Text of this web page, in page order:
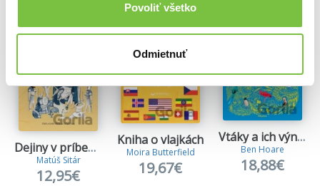
Povoliť všetko
Odmietnuť
Dejiny v príbehoch: Cesta do staroveku
Matúš Sitár
12,95€
Kniha o vlajkách
Moira Butterfield
19,67€
Vtáky a ich výnimočné schopnosti
Ben Hoare
18,88€